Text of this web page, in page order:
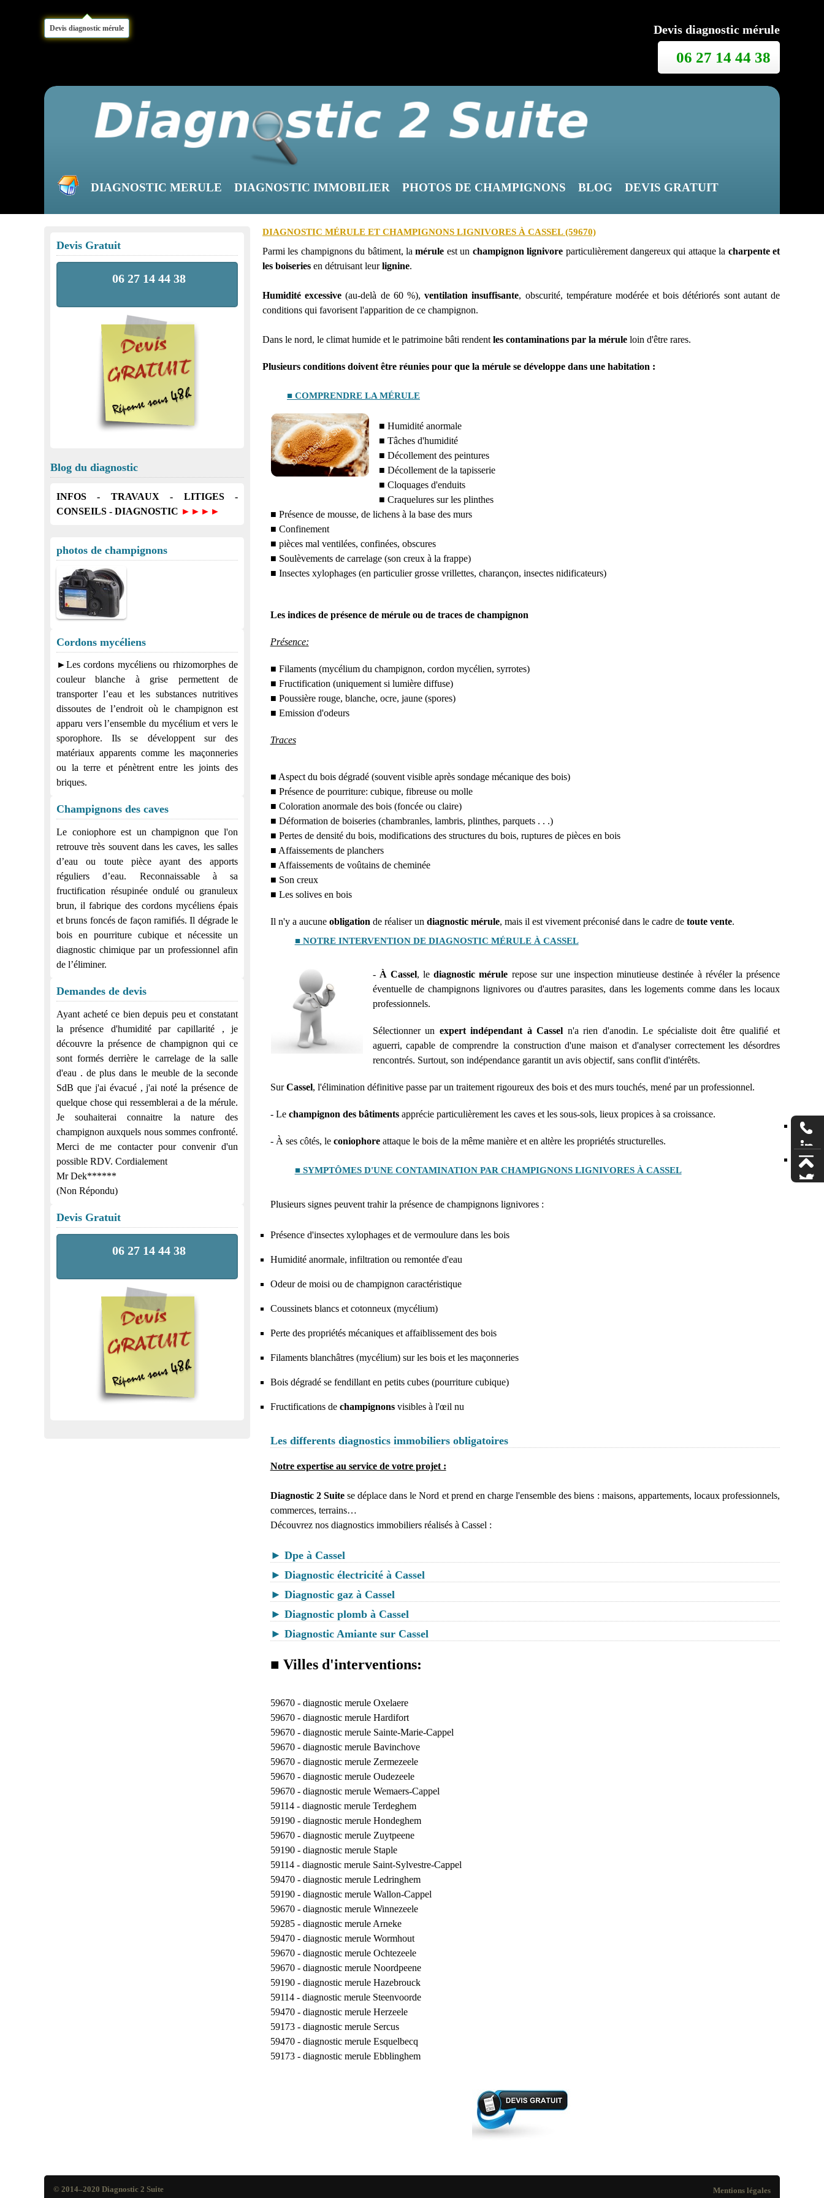
Devis diagnostic mérule Devis diagnostic mérule
06 27 14 44 38
DIAGNOSTIC MERULE DIAGNOSTIC IMMOBILIER PHOTOS DE CHAMPIGNONS BLOG DEVIS GRATUIT
DIAGNOSTIC MÉRULE ET CHAMPIGNONS LIGNIVORES À CASSEL (59670)
Parmi les champignons du bâtiment, lamérule est un champignon lignivore particulièrement dangereux qui attaque la charpente et
les boiseries en détruisant leurlignine.
Humidité excessive (au-delà de 60 %),ventilation insuffisante, obscurité, température modérée et bois détériorés sont autant de
conditions qui favorisent l'apparition de ce champignon.
Dans le nord, le climat humide et le patrimoine bâti rendent les contaminations par la mérule loin d'être rares.
Plusieurs conditions doivent être réunies pour que la mérule se développe dans une habitation :
■ COMPRENDRE LA MÉRULE
■ Humidité anormale
■ Tâches d'humidité
■ Décollement des peintures
■ Décollement de la tapisserie
■ Cloquages d'enduits
■ Craquelures sur les plinthes
■ Présence de mousse, de lichens à la base des murs
■ Confinement
■ pièces mal ventilées, confinées, obscures
■ Soulèvements de carrelage (son creux à la frappe)
■ Insectes xylophages (en particulier grosse vrillettes, charançon, insectes nidificateurs)
Les indices de présence de mérule ou de traces de champignon
Présence:
■ Filaments (mycélium du champignon, cordon mycélien, syrrotes)
■ Fructification (uniquement si lumière diffuse)
■ Poussière rouge, blanche, ocre, jaune (spores)
■ Emission d'odeurs
Traces
■ Aspect du bois dégradé (souvent visible après sondage mécanique des bois)
■ Présence de pourriture: cubique, fibreuse ou molle
■ Coloration anormale des bois (foncée ou claire)
■ Déformation de boiseries (chambranles, lambris, plinthes, parquets . . .)
■ Pertes de densité du bois, modifications des structures du bois, ruptures de pièces en bois
■ Affaissements de planchers
■ Affaissements de voûtains de cheminée
■ Son creux
■ Les solives en bois
Il n'y a aucune obligation de réaliser un diagnostic mérule, mais il est vivement préconisé dans le cadre de toute vente.
■ NOTRE INTERVENTION DE DIAGNOSTIC MÉRULE À CASSEL
- À Cassel, lediagnostic mérule repose sur une inspection minutieuse destinée à révéler la présence
éventuelle de champignons lignivores ou d'autres parasites, dans les logements comme dans les locaux
professionnels.
Sélectionner un expert indépendant à Cassel n'a rien d'anodin. Le spécialiste doit être qualifié et
aguerri, capable de comprendre la construction d'une maison et d'analyser correctement les désordres
rencontrés. Surtout, son indépendance garantit un avis objectif, sans conflit d'intérêts.
SurCassel, l'élimination définitive passe par un traitement rigoureux des bois et des murs touchés, mené par un professionnel.
- Le champignon des bâtimentsapprécie particulièrement les caves et les sous-sols, lieux propices à sa croissance.
- À ses côtés, le coniophoreattaque le bois de la même manière et en altère les propriétés structurelles.
■ SYMPTÔMES D'UNE CONTAMINATION PAR CHAMPIGNONS LIGNIVORES À CASSEL
Plusieurs signes peuvent trahir la présence de champignons lignivores :
Présence d'insectes xylophages et de vermoulure dans les bois
Humidité anormale, infiltration ou remontée d'eau
Odeur de moisi ou de champignon caractéristique
Coussinets blancs et cotonneux (mycélium)
Perte des propriétés mécaniques et affaiblissement des bois
Filaments blanchâtres (mycélium) sur les bois et les maçonneries
Bois dégradé se fendillant en petits cubes (pourriture cubique)
Fructifications de champignonsvisibles à l'œil nu
Les differents diagnostics immobiliers obligatoires
Notre expertise au service de votre projet :
Diagnostic 2 Suitese déplace dans le Nord et prend en charge l'ensemble des biens : maisons, appartements, locaux professionnels,
commerces, terrains…
Découvrez nos diagnostics immobiliers réalisés à Cassel :
► Dpe à Cassel
► Diagnostic électricité à Cassel
► Diagnostic gaz à Cassel
► Diagnostic plomb à Cassel
► Diagnostic Amiante sur Cassel
■ Villes d'interventions:
59670 - diagnostic merule Oxelaere
59670 - diagnostic merule Hardifort
59670 - diagnostic merule Sainte-Marie-Cappel
59670 - diagnostic merule Bavinchove
59670 - diagnostic merule Zermezeele
59670 - diagnostic merule Oudezeele
59670 - diagnostic merule Wemaers-Cappel
59114 - diagnostic merule Terdeghem
59190 - diagnostic merule Hondeghem
59670 - diagnostic merule Zuytpeene
59190 - diagnostic merule Staple
59114 - diagnostic merule Saint-Sylvestre-Cappel
59470 - diagnostic merule Ledringhem
59190 - diagnostic merule Wallon-Cappel
59670 - diagnostic merule Winnezeele
59285 - diagnostic merule Arneke
59470 - diagnostic merule Wormhout
59670 - diagnostic merule Ochtezeele
59670 - diagnostic merule Noordpeene
59190 - diagnostic merule Hazebrouck
59114 - diagnostic merule Steenvoorde
59470 - diagnostic merule Herzeele
59173 - diagnostic merule Sercus
59470 - diagnostic merule Esquelbecq
59173 - diagnostic merule Ebblinghem
Devis Gratuit
06 27 14 44 38
Blog du diagnostic
INFOS - TRAVAUX - LITIGES -
CONSEILS - DIAGNOSTIC ►►►►
photos de champignons
Cordons mycéliens
►Les cordons mycéliens ou rhizomorphes de
couleur blanche à grise permettent de
transporter l’eau et les substances nutritives
dissoutes de l’endroit où le champignon est
apparu vers l’ensemble du mycélium et vers le
sporophore. Ils se développent sur des
matériaux apparents comme les maçonneries
ou la terre et pénètrent entre les joints des
briques.
Champignons des caves
Le coniophore est un champignon que l'on
retrouve très souvent dans les caves, les salles
d’eau ou toute pièce ayant des apports
réguliers d’eau. Reconnaissable à sa
fructification résupinée ondulé ou granuleux
brun, il fabrique des cordons mycéliens épais
et bruns foncés de façon ramifiés. Il dégrade le
bois en pourriture cubique et nécessite un
diagnostic chimique par un professionnel afin
de l’éliminer.
Demandes de devis
Ayant acheté ce bien depuis peu et constatant
la présence d'humidité par capillarité , je
découvre la présence de champignon qui ce
sont formés derrière le carrelage de la salle
d'eau . de plus dans le meuble de la seconde
SdB que j'ai évacué , j'ai noté la présence de
quelque chose qui ressemblerai a de la mérule.
Je souhaiterai connaitre la nature des
champignon auxquels nous sommes confronté.
Merci de me contacter pour convenir d'un
possible RDV. Cordialement
Mr Dek******
(Non Répondu)
Devis Gratuit
06 27 14 44 38
Mentions légales
© 2014–2020 Diagnostic 2 Suite